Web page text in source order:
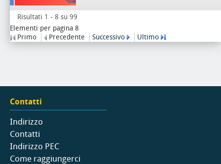
Risultati 1 - 8 su 99
Elementi per pagina 8
Primo
Precedente Successivo Ultimo
Contatti
Indirizzo
Contatti
Indirizzo PEC
Come raggiungerci